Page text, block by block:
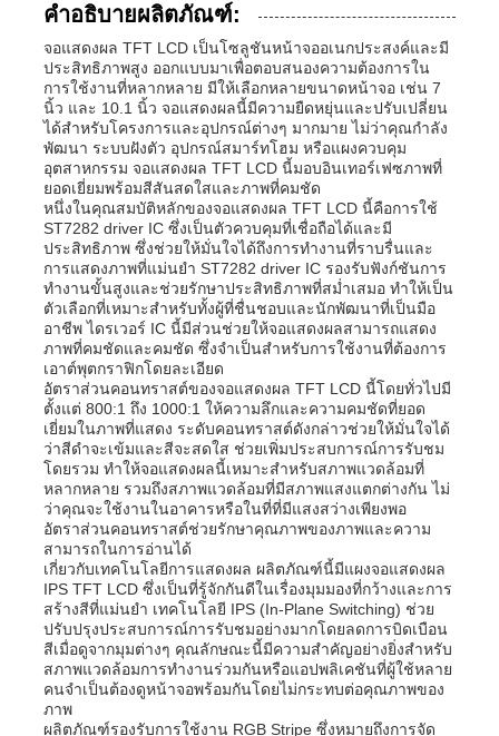
คำอธิบายผลิตภัณฑ์:
จอแสดงผล TFT LCD เป็นโซลูชันหน้าจออเนกประสงค์และมี
ประสิทธิภาพสูง ออกแบบมาเพื่อตอบสนองความต้องการใน
การใช้งานที่หลากหลาย มีให้เลือกหลายขนาดหน้าจอ เช่น 7
นิ้ว และ 10.1 นิ้ว จอแสดงผลนี้มีความยืดหยุ่นและปรับเปลี่ยน
ได้สำหรับโครงการและอุปกรณ์ต่างๆ มากมาย ไม่ว่าคุณกำลัง
พัฒนา ระบบฝังตัว อุปกรณ์สมาร์ทโฮม หรือแผงควบคุม
อุตสาหกรรม จอแสดงผล TFT LCD นี้มอบอินเทอร์เฟซภาพที่
ยอดเยี่ยมพร้อมสีสันสดใสและภาพที่คมชัด
หนึ่งในคุณสมบัติหลักของจอแสดงผล TFT LCD นี้คือการใช้
ST7282 driver IC ซึ่งเป็นตัวควบคุมที่เชื่อถือได้และมี
ประสิทธิภาพ ซึ่งช่วยให้มั่นใจได้ถึงการทำงานที่ราบรื่นและ
การแสดงภาพที่แม่นยำ ST7282 driver IC รองรับฟังก์ชันการ
ทำงานขั้นสูงและช่วยรักษาประสิทธิภาพที่สม่ำเสมอ ทำให้เป็น
ตัวเลือกที่เหมาะสำหรับทั้งผู้ที่ชื่นชอบและนักพัฒนาที่เป็นมือ
อาชีพ ไดรเวอร์ IC นี้มีส่วนช่วยให้จอแสดงผลสามารถแสดง
ภาพที่คมชัดและคมชัด ซึ่งจำเป็นสำหรับการใช้งานที่ต้องการ
เอาต์พุตกราฟิกโดยละเอียด
อัตราส่วนคอนทราสต์ของจอแสดงผล TFT LCD นี้โดยทั่วไปมี
ตั้งแต่ 800:1 ถึง 1000:1 ให้ความลึกและความคมชัดที่ยอด
เยี่ยมในภาพที่แสดง ระดับคอนทราสต์ดังกล่าวช่วยให้มั่นใจได้
ว่าสีดำจะเข้มและสีจะสดใส ช่วยเพิ่มประสบการณ์การรับชม
โดยรวม ทำให้จอแสดงผลนี้เหมาะสำหรับสภาพแวดล้อมที่
หลากหลาย รวมถึงสภาพแวดล้อมที่มีสภาพแสงแตกต่างกัน ไม่
ว่าคุณจะใช้งานในอาคารหรือในที่ที่มีแสงสว่างเพียงพอ
อัตราส่วนคอนทราสต์ช่วยรักษาคุณภาพของภาพและความ
สามารถในการอ่านได้
เกี่ยวกับเทคโนโลยีการแสดงผล ผลิตภัณฑ์นี้มีแผงจอแสดงผล
IPS TFT LCD ซึ่งเป็นที่รู้จักกันดีในเรื่องมุมมองที่กว้างและการ
สร้างสีที่แม่นยำ เทคโนโลยี IPS (In-Plane Switching) ช่วย
ปรับปรุงประสบการณ์การรับชมอย่างมากโดยลดการบิดเบือน
สีเมื่อดูจากมุมต่างๆ คุณลักษณะนี้มีความสำคัญอย่างยิ่งสำหรับ
สภาพแวดล้อมการทำงานร่วมกันหรือแอปพลิเคชันที่ผู้ใช้หลาย
คนจำเป็นต้องดูหน้าจอพร้อมกันโดยไม่กระทบต่อคุณภาพของ
ภาพ
ผลิตภัณฑ์รองรับการใช้งาน RGB Stripe ซึ่งหมายถึงการจัด